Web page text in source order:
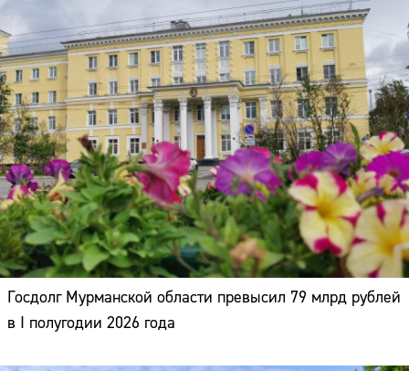
Госдолг Мурманской области превысил 79 млрд рублей
в I полугодии 2026 года